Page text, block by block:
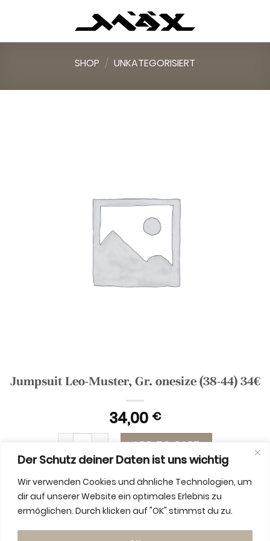
Der Schutz deiner Daten ist uns wichtig
Wir verwenden Cookies und ähnliche Technologien, um
dir auf unserer Website ein optimales Erlebnis zu
ermöglichen. Durch klicken auf "OK" stimmst du zu.
SHOP / UNKATEGORISIERT
Jumpsuit Leo-Muster, Gr. onesize (38-44) 34€
34,00 €
Jumpsuit Leo-Muster, Gr. onesize (38-44) 34€
ADD TO CART
ADDITIONAL INFORMATION